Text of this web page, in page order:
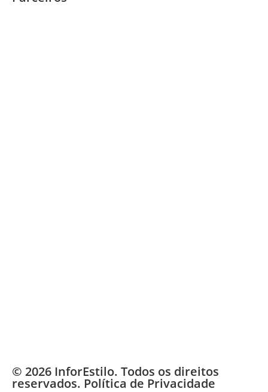
© 2026 InforEstilo. Todos os direitos
reservados. Política de Privacidade